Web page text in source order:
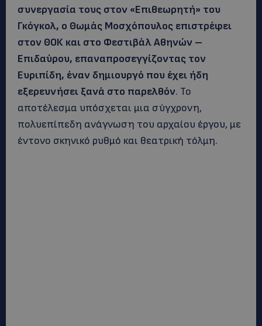
συνεργασία τους στον «Επιθεωρητή» του
Γκόγκολ, ο Θωμάς Μοσχόπουλος επιστρέφει
στον ΘΟΚ και στο Φεστιβάλ Αθηνών –
Επιδαύρου, επαναπροσεγγίζοντας τον
Ευριπίδη, έναν δημιουργό που έχει ήδη
εξερευνήσει ξανά στο παρελθόν. Το
αποτέλεσμα υπόσχεται μια σύγχρονη,
πολυεπίπεδη ανάγνωση του αρχαίου έργου, με
έντονο σκηνικό ρυθμό και θεατρική τόλμη.